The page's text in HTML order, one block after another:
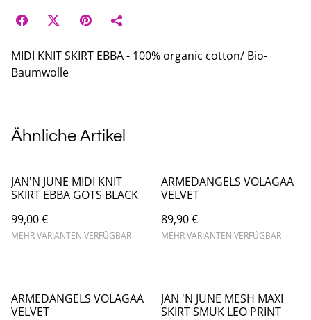
MIDI KNIT SKIRT EBBA - 100% organic cotton/ Bio-
Baumwolle
Ähnliche Artikel
JAN'N JUNE MIDI KNIT
SKIRT EBBA GOTS BLACK
99,00 €
MEHR VARIANTEN VERFÜGBAR
ARMEDANGELS VOLAGAA
VELVET
89,90 €
MEHR VARIANTEN VERFÜGBAR
ARMEDANGELS VOLAGAA
VELVET
JAN 'N JUNE MESH MAXI
SKIRT SMUK LEO PRINT